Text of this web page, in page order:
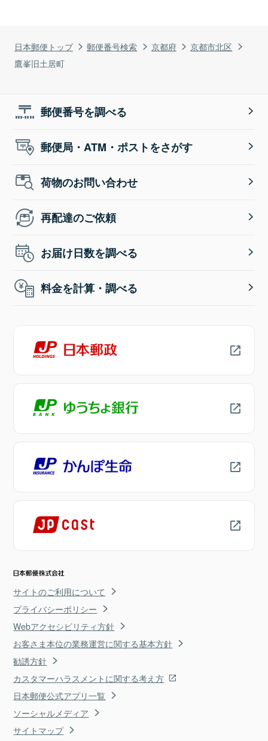
日本郵便トップ 郵便番号検索 京都府
京都市北区
鷹峯旧土居町
郵便番号を調べる
郵便局・ATM・ポストをさがす
荷物のお問い合わせ
再配達のご依頼
お届け日数を調べる
料金を計算・調べる
サイトのご利用について
プライバシーポリシー
Webアクセシビリティ方針
お客さま本位の業務運営に関する基本方針
勧誘方針
カスタマーハラスメントに関する考え方
日本郵便公式アプリ一覧
ソーシャルメディア
サイトマップ